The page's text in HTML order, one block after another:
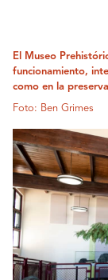
El Museo
funcionamiento,
como en la
Foto: Ben Grimes